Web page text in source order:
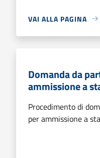
VAI ALLA PAGINA
Domanda da
ammissione a
Procedimento di
per ammissione a